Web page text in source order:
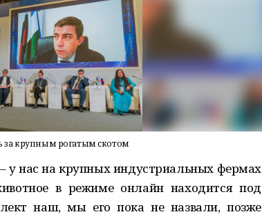
за крупным рогатым скотом
нас на крупных индустриальных фермах
в режиме онлайн находится под
наш, мы его пока не назвали, позже